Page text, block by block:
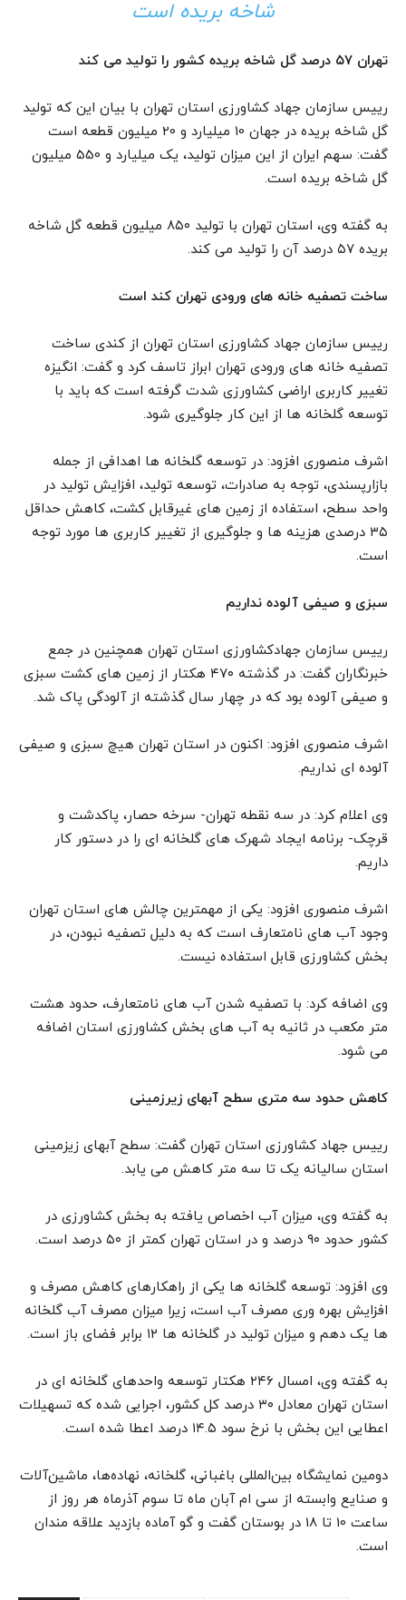
شاخه بریده است
تهران ۵۷ درصد گل شاخه بریده کشور را تولید می کند
رییس سازمان جهاد کشاورزی استان تهران با بیان این که تولید
گل شاخه بریده در جهان 10 میلیارد و 20 میلیون قطعه است
گفت: سهم ایران از این میزان تولید، یک میلیارد و 550 میلیون
گل شاخه بریده است.
به گفته وی، استان تهران با تولید ۸۵۰ میلیون قطعه گل شاخه
بریده ۵۷ درصد آن را تولید می کند.
ساخت تصفیه خانه های ورودی تهران کند است
رییس سازمان جهاد کشاورزی استان تهران از کندی ساخت
تصفیه خانه های ورودی تهران ابراز تاسف کرد و گفت: انگیزه
تغییر کاربری اراضی کشاورزی شدت گرفته است که باید با
توسعه گلخانه ها از این کار جلوگیری شود.
اشرف منصوری افزود: در توسعه گلخانه ها اهدافی از جمله
بازارپسندی، توجه به صادرات، توسعه تولید، افزایش تولید در
واحد سطح، استفاده از زمین های غیرقابل کشت، کاهش حداقل
۳۵ درصدی هزینه ها و جلوگیری از تغییر کاربری ها مورد توجه
است.
سبزی و صیفی آلوده نداریم
رییس سازمان جهادکشاورزی استان تهران همچنین در جمع
خبرنگاران گفت: در گذشته ۴۷۰ هکتار از زمین های کشت سبزی
و صیفی آلوده بود که در چهار سال گذشته از آلودگی پاک شد.
اشرف منصوری افزود: اکنون در استان تهران هیچ سبزی و صیفی
آلوده ای نداریم.
وی اعلام کرد: در سه نقطه تهران- سرخه حصار، پاکدشت و
قرچک- برنامه ایجاد شهرک های گلخانه ای را در دستور کار
داریم.
اشرف منصوری افزود: یکی از مهمترین چالش های استان تهران
وجود آب های نامتعارف است که به دلیل تصفیه نبودن، در
بخش کشاورزی قابل استفاده نیست.
وی اضافه کرد: با تصفیه شدن آب های نامتعارف، حدود هشت
متر مکعب در ثانیه به آب های بخش کشاورزی استان اضافه
می شود.
کاهش حدود سه متری سطح آبهای زیرزمینی
رییس جهاد کشاورزی استان تهران گفت: سطح آبهای زیزمینی
استان سالیانه یک تا سه متر کاهش می یابد.
به گفته وی، میزان آب اخصاص یافته به بخش کشاورزی در
کشور حدود ۹۰ درصد و در استان تهران کمتر از ۵۰ درصد است.
وی افزود: توسعه گلخانه ها یکی از راهکارهای کاهش مصرف و
افزایش بهره وری مصرف آب است، زیرا میزان مصرف آب گلخانه
ها یک دهم و میزان تولید در گلخانه ها ۱۲ برابر فضای باز است.
به گفته وی، امسال ۲۴۶ هکتار توسعه واحدهای گلخانه ای در
استان تهران معادل ۳۰ درصد کل کشور، اجرایی شده که تسهیلات
اعطایی این بخش با نرخ سود ۱۴.۵ درصد اعطا شده است.
دومین نمایشگاه بین‌المللی باغبانی، گلخانه، نهاده‌ها، ماشین‌آلات
و صنایع وابسته از سی ام آبان ماه تا سوم آذرماه هر روز از
ساعت 10 تا 18 در بوستان گفت و گو آماده بازدید علاقه مندان
است.